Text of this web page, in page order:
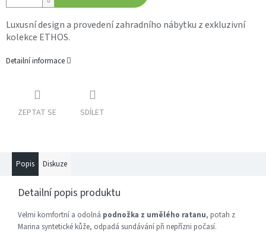
Luxusní design a provedení zahradního nábytku z exkluzivní
kolekce ETHOS.
Detailní informace
ZEPTAT SE SDÍLET
Popis Diskuze
Detailní popis produktu
Velmi komfortní a odolná podnožka z umělého ratanu, potah z
Marina syntetické kůže, odpadá sundávání při nepřízni počasí.